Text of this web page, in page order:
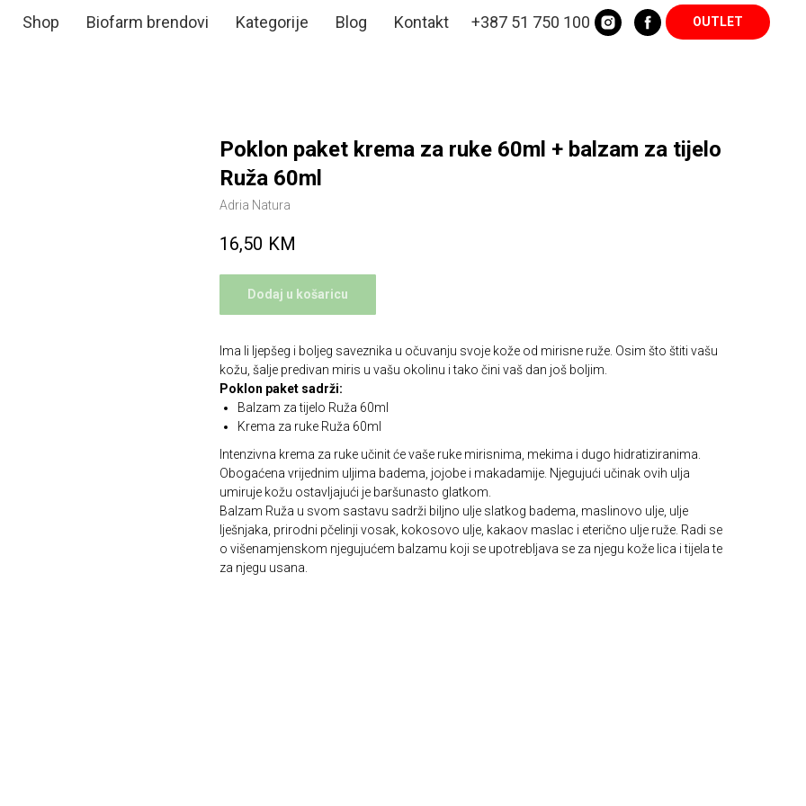
Shop Biofarm brendovi Kategorije Blog Kontakt +387 51 750 100 OUTLET
Poklon paket krema za ruke 60ml + balzam za tijelo
Ruža 60ml
Adria Natura
16,50 KM
Dodaj u košaricu
Ima li ljepšeg i boljeg saveznika u očuvanju svoje kože od mirisne ruže. Osim što štiti vašu
kožu, šalje predivan miris u vašu okolinu i tako čini vaš dan još boljim.
Poklon paket sadrži:
Balzam za tijelo Ruža 60ml
Krema za ruke Ruža 60ml
Intenzivna krema za ruke učinit će vaše ruke mirisnima, mekima i dugo hidratiziranima.
Obogaćena vrijednim uljima badema, jojobe i makadamije. Njegujući učinak ovih ulja
umiruje kožu ostavljajući je baršunasto glatkom.
Balzam Ruža u svom sastavu sadrži biljno ulje slatkog badema, maslinovo ulje, ulje
lješnjaka, prirodni pčelinji vosak, kokosovo ulje, kakaov maslac i eterično ulje ruže. Radi se
o višenamjenskom njegujućem balzamu koji se upotrebljava se za njegu kože lica i tijela te
za njegu usana.